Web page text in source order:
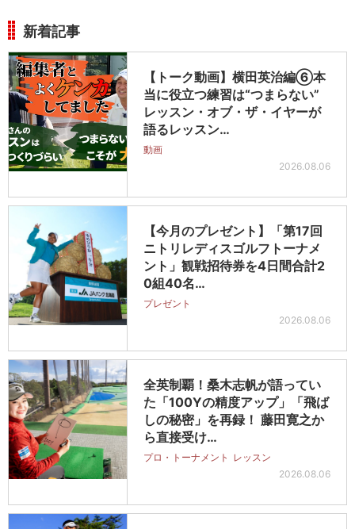
新着記事
【トーク動画】横田英治編⑥本
当に役立つ練習は“つまらない”
レッスン・オブ・ザ・イヤーが
語るレッスン…
動画
2026.08.06
【今月のプレゼント】「第17回
ニトリレディスゴルフトーナメ
ント」観戦招待券を4日間合計2
0組40名…
プレゼント
2026.08.06
全英制覇！桑木志帆が語ってい
た「100Yの精度アップ」「飛ば
しの秘密」を再録！ 藤田寛之か
ら直接受け…
プロ・トーナメント レッスン
2026.08.06